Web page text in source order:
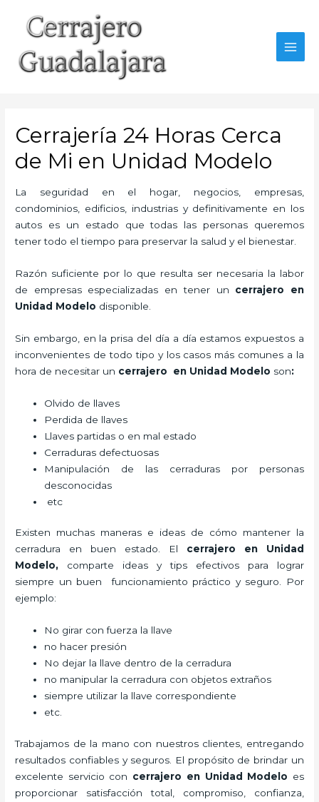
contenido
Cerrajería 24 Horas Cerca
de Mi en Unidad Modelo
La seguridad en el hogar, negocios, empresas,
condominios, edificios, industrias y definitivamente en los
autos es un estado que todas las personas queremos
tener todo el tiempo para preservar la salud y el bienestar.
Razón suficiente por lo que resulta ser necesaria la labor
de empresas especializadas en tener un cerrajero en
Unidad Modelo disponible.
Sin embargo, en la prisa del día a día estamos expuestos a
inconvenientes de todo tipo y los casos más comunes a la
hora de necesitar un cerrajero en Unidad Modelo son:
Olvido de llaves
Perdida de llaves
Llaves partidas o en mal estado
Cerraduras defectuosas
Manipulación de las cerraduras por personas
desconocidas
etc
Existen muchas maneras e ideas de cómo mantener la
cerradura en buen estado. El cerrajero en Unidad
Modelo, comparte ideas y tips efectivos para lograr
siempre un buen funcionamiento práctico y seguro. Por
ejemplo:
No girar con fuerza la llave
no hacer presión
No dejar la llave dentro de la cerradura
no manipular la cerradura con objetos extraños
siempre utilizar la llave correspondiente
etc.
Trabajamos de la mano con nuestros clientes, entregando
resultados confiables y seguros. El propósito de brindar un
excelente servicio con cerrajero en Unidad Modelo es
proporcionar satisfacción total, compromiso, confianza,